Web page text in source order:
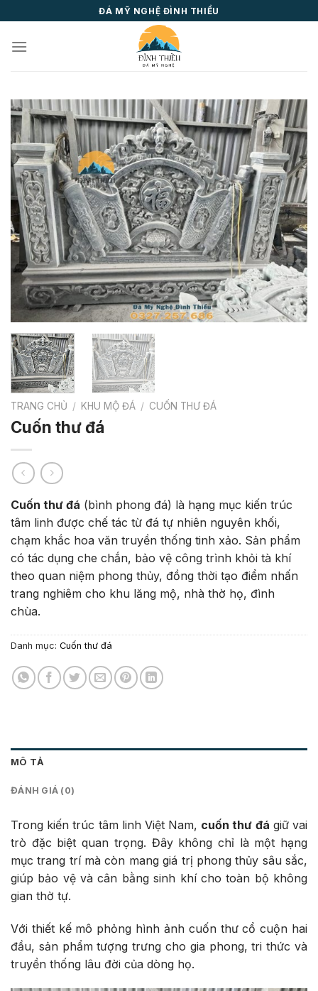
to
content
ĐÁ MỸ NGHỆ ĐÌNH THIỀU
TRANG CHỦ / KHU MỘ ĐÁ / CUỐN THƯ ĐÁ
Cuốn thư đá
Cuốn thư đá (bình phong đá) là hạng mục kiến trúc
tâm linh được chế tác từ đá tự nhiên nguyên khối,
chạm khắc hoa văn truyền thống tinh xảo. Sản phẩm
có tác dụng che chắn, bảo vệ công trình khỏi tà khí
theo quan niệm phong thủy, đồng thời tạo điểm nhấn
trang nghiêm cho khu lăng mộ, nhà thờ họ, đình
chùa.
Danh mục: Cuốn thư đá
MÔ TẢ
ĐÁNH GIÁ (0)
Trong kiến trúc tâm linh Việt Nam, cuốn thư đá giữ vai
trò đặc biệt quan trọng. Đây không chỉ là một hạng
mục trang trí mà còn mang giá trị phong thủy sâu sắc,
giúp bảo vệ và cân bằng sinh khí cho toàn bộ không
gian thờ tự.
Với thiết kế mô phỏng hình ảnh cuốn thư cổ cuộn hai
đầu, sản phẩm tượng trưng cho gia phong, tri thức và
truyền thống lâu đời của dòng họ.